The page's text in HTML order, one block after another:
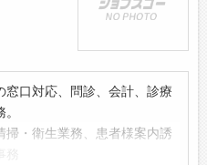
口対応、問診、会計、診療
・衛生業務、患者様案内誘